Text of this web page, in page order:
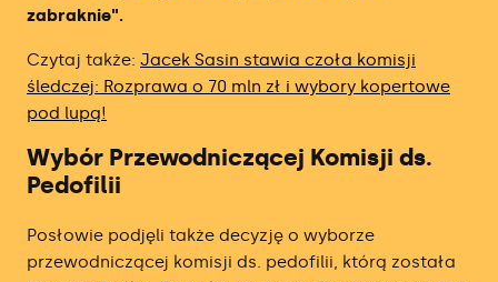
zabraknie".
Czytaj także: Jacek Sasin stawia czoła komisji
śledczej: Rozprawa o 70 mln zł i wybory kopertowe
pod lupą!
Wybór Przewodniczącej Komisji ds.
Pedofilii
Posłowie podjęli także decyzję o wyborze
przewodniczącej komisji ds. pedofilii, którą została
Ranking Brokerów Zagranicznych
Ranking Oprocentowanych Kont
Inwestycyjnych
Ranking Brokerów Obligacji
Ranking Kantorów Kryptowalut